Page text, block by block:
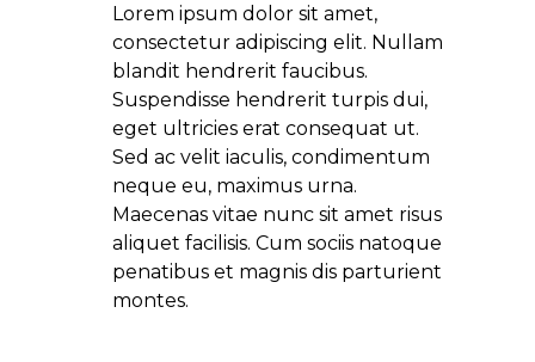
Lorem ipsum dolor sit amet,
consectetur adipiscing elit. Nullam
blandit hendrerit faucibus.
Suspendisse hendrerit turpis dui,
eget ultricies erat consequat ut.
Sed ac velit iaculis, condimentum
neque eu, maximus urna.
Maecenas vitae nunc sit amet risus
aliquet facilisis. Cum sociis natoque
penatibus et magnis dis parturient
montes.